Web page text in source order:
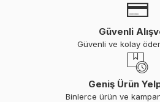
Güvenli
Güvenli ve kolay
Geniş Ürün
Binlerce ürün ve